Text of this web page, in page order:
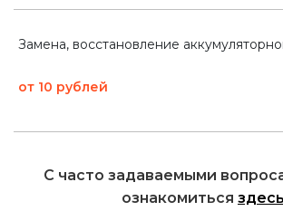
Замена, восстановление
от 10 рублей
С часто задаваемыми
ознакомиться здесь